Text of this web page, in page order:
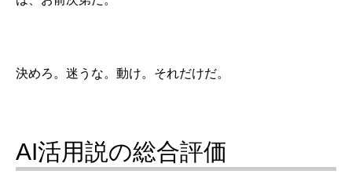
決めろ。迷うな。動け。それだけだ。
AI活用説の総合評価